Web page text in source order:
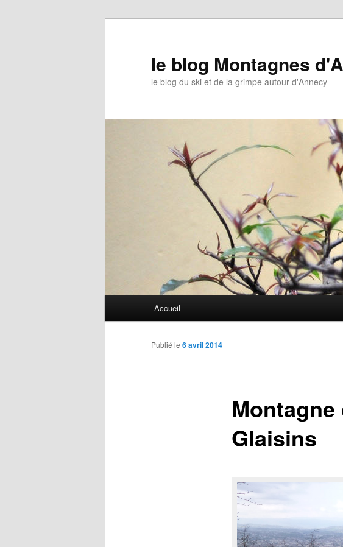
le blog Montagnes
le blog du ski et de la grimpe autour d'Annecy
Aller
au
Accueil
Glaisins
Publié le 6 avril 2014